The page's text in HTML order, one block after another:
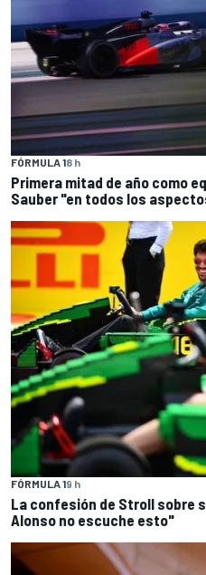
FÓRMULA 18 h
Primera mitad de año como
Sauber "en todos los
FÓRMULA 19 h
La confesión de Stroll sobre
Alonso no escuche esto"